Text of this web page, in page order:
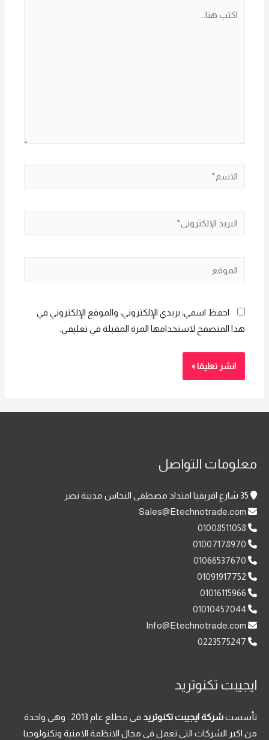
الاسم*
البريد
الموقع
احفظ اسمي، بريدي الإلكتروني، والموقع الإلكتروني في
هذا المتصفح لاستخدامها المرة المقبلة في تعليقي.
معلومات التواصل
01008511058
01007178970
01066537670
01091917752
01016115966
01010457044
0223575247
ايجيبت تكنوتريد
تأسستشركة ايجيبت تكنوتريد
فى مطلع عام 2013 . وهى واحدة
من اكبر الشركات التى تعمل فى مجال الانظمة الامنية وتكنولوجيا